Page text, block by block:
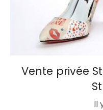
Vente privée
Il